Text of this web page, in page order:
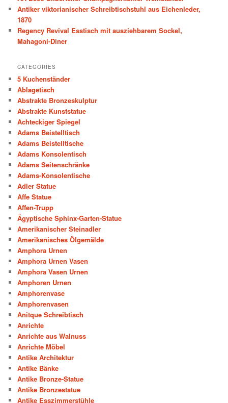
h
Antiker viktorianischer Schreibtischstuhl aus Eichenleder,
1870
Regency Revival Esstisch mit ausziehbarem Sockel,
Mahagoni-Diner
CATEGORIES
5 Kuchenständer
Ablagetisch
Abstrakte Bronzeskulptur
Abstrakte Kunststatue
Achteckiger Spiegel
Adams Beistelltisch
Adams Beistelltische
Adams Konsolentisch
Adams Seitenschränke
Adams-Konsolentische
Adler Statue
Affe Statue
Affen-Trupp
Ägyptische Sphinx-Garten-Statue
Amerikanischer Steinadler
Amerikanisches Ölgemälde
Amphora Urnen
Amphora Urnen Vasen
Amphora Vasen Urnen
Amphoren Urnen
Amphorenvase
Amphorenvasen
Anitque Schreibtisch
Anrichte
Anrichte aus Walnuss
Anrichte Möbel
Antike Architektur
Antike Bänke
Antike Bronze-Statue
Antike Bronzestatue
Antike Esszimmerstühle